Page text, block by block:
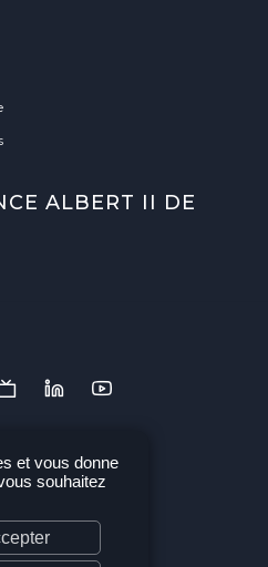
ALBERT II DE
et vous donne
souhaitez